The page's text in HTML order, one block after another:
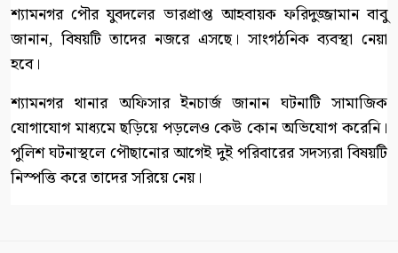
শ্যামনগর পৌর যুবদলের ভারপ্রাপ্ত আহবায়ক ফরিদুজ্জামান বাবু
জানান, বিষয়টি তাদের নজরে এসছে। সাংগঠনিক ব্যবস্থা নেয়া
হবে।
শ্যামনগর থানার অফিসার ইনচার্জ জানান ঘটনাটি সামাজিক
যোগাযোগ মাধ্যমে ছড়িয়ে পড়লেও কেউ কোন অভিযোগ করেনি।
পুলিশ ঘটনাস্থলে পৌছানোর আগেই দুই পরিবারের সদস্যরা বিষয়টি
নিস্পত্তি করে তাদের সরিয়ে নেয়।